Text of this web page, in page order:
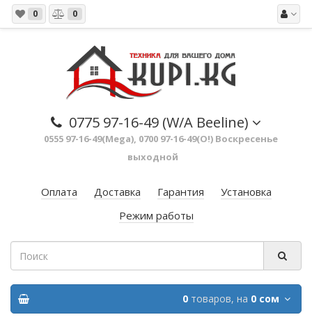
0 0
0775 97-16-49 (W/A Beeline)
0555 97-16-49(Mega), 0700 97-16-49(O!) Воскресенье
выходной
Оплата Доставка Гарантия
Установка
Режим работы
0 товаров, на 0 сом